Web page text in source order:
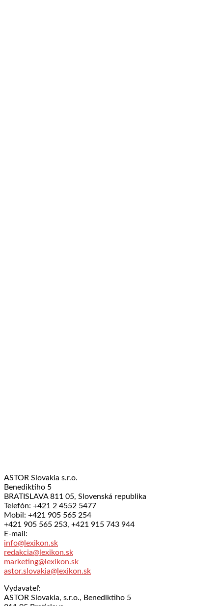
ASTOR Slovakia s.r.o.
Benediktiho 5
BRATISLAVA 811 05, Slovenská republika
Telefón: +421 2 4552 5477
Mobil: +421 905 565 254
+421 905 565 253, +421 915 743 944
E-mail:
info@lexikon.sk
redakcia@lexikon.sk
marketing@lexikon.sk
astor.slovakia@lexikon.sk
Vydavateľ:
ASTOR Slovakia, s.r.o., Benediktiho 5